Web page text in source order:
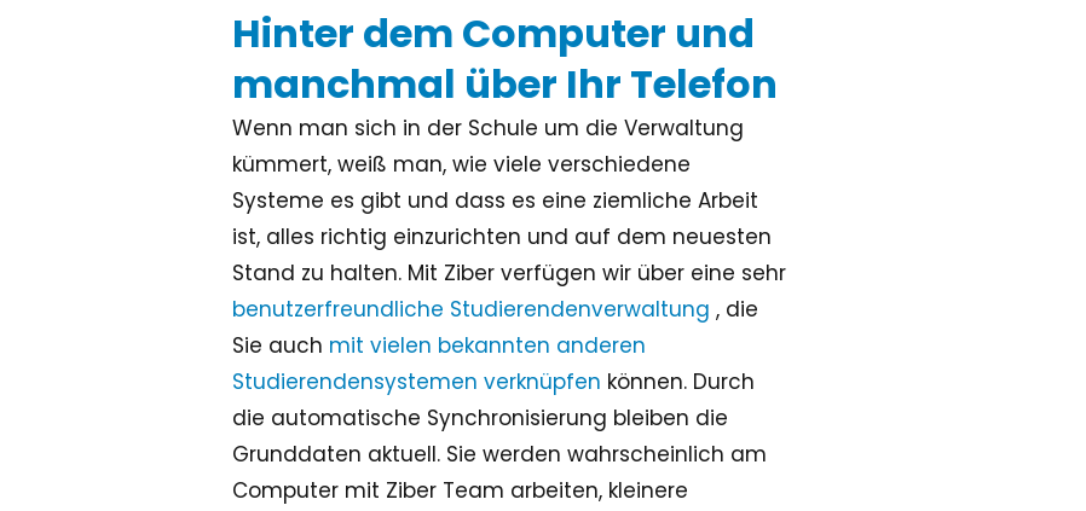
Hinter dem Computer und
manchmal über Ihr Telefon
Wenn man sich in der Schule um die Verwaltung
kümmert, weiß man, wie viele verschiedene
Systeme es gibt und dass es eine ziemliche Arbeit
ist, alles richtig einzurichten und auf dem neuesten
Stand zu halten. Mit Ziber verfügen wir über eine sehr
benutzerfreundliche Studierendenverwaltung , die
Sie auch mit vielen bekannten anderen
Studierendensystemen verknüpfen können. Durch
die automatische Synchronisierung bleiben die
Grunddaten aktuell. Sie werden wahrscheinlich am
Computer mit Ziber Team arbeiten, kleinere